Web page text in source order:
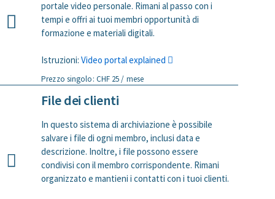
portale video personale. Rimani al passo con i
tempi e offri ai tuoi membri opportunità di
formazione e materiali digitali.
Istruzioni:Video portal explained
Prezzo singolo: CHF 25 / mese
File dei clienti
In questo sistema di archiviazione è possibile
salvare i file di ogni membro, inclusi data e
descrizione. Inoltre, i file possono essere
condivisi con il membro corrispondente. Rimani
organizzato e mantieni i contatti con i tuoi clienti.